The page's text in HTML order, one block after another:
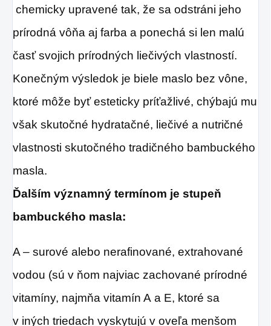
chemicky upravené tak, že sa odstráni jeho
prírodná vôňa aj farba a ponechá si len malú
časť svojich prírodných liečivých vlastností.
Konečným výsledok je biele maslo bez vône,
ktoré môže byť esteticky príťažlivé, chýbajú mu
však skutočné hydratačné, liečivé a nutričné
vlastnosti skutočného tradičného bambuckého
masla.
Ďalším významný termínom je stupeň
bambuckého masla:
A – surové alebo nerafinované, extrahované
vodou (sú v ňom najviac zachované prírodné
vitamíny, najmňa vitamín A a E, ktoré sa
v iných triedach vyskytujú v oveľa menšom